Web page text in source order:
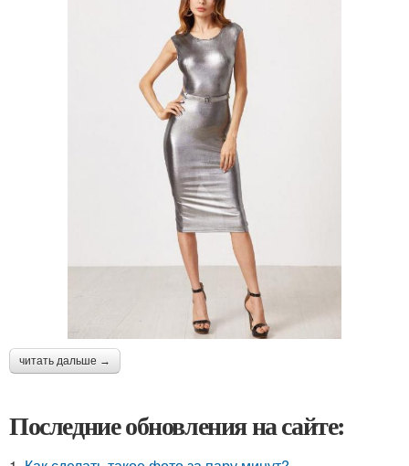
читать дальше →
Последние обновления на сайте: